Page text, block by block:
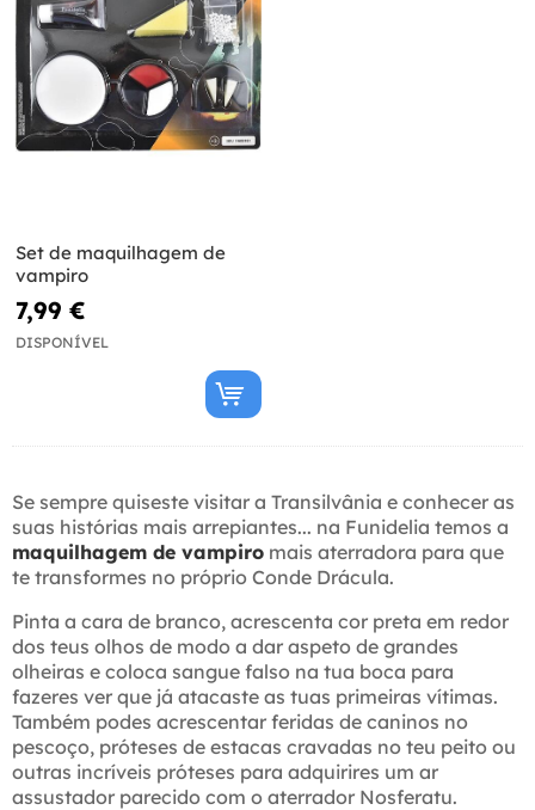
Set de maquilhagem de
vampiro
7,99 €
DISPONÍVEL
Se sempre quiseste visitar a Transilvânia e conhecer as
suas histórias mais arrepiantes... na Funidelia temos a
maquilhagem de vampiro mais aterradora para que
te transformes no próprio Conde Drácula.
Pinta a cara de branco, acrescenta cor preta em redor
dos teus olhos de modo a dar aspeto de grandes
olheiras e coloca sangue falso na tua boca para
fazeres ver que já atacaste as tuas primeiras vítimas.
Também podes acrescentar feridas de caninos no
pescoço, próteses de estacas cravadas no teu peito ou
outras incríveis próteses para adquirires um ar
assustador parecido com o aterrador Nosferatu.